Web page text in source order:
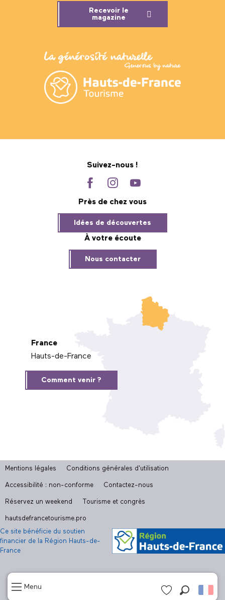
Menu
Recevoir le
magazine
Suivez-nous !
Près de chez vous
Idées de découvertes
À votre écoute
Nous contacter
France
Hauts-de-France
Comment venir ?
Mentions légales Conditions générales d'utilisation
Accessibilité : non-conforme Contactez-nous
Réservez un weekend Tourisme et congrès
hautsdefrancetourisme.pro
Ce site bénéficie du soutien
financier de la Région Hauts-de-
France